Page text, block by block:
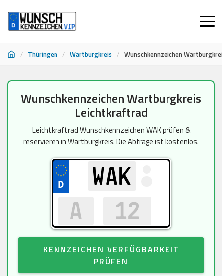
/ Thüringen / Wartburgkreis / Wunschkennzeichen
Zum
InhaltWunschkennzeichen Wartburgkreis
Leichtkraftrad
Leichtkraftrad Wunschkennzeichen WAK prüfen &
reservieren in Wartburgkreis. Die Abfrage ist kostenlos.
KENNZEICHEN VERFÜGBARKEIT
PRÜFEN